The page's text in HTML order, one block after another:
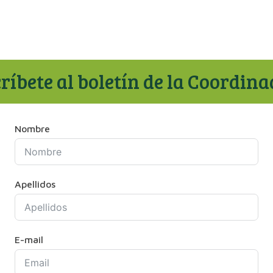
al boletín de la
Nombre
Apellidos
E-mail